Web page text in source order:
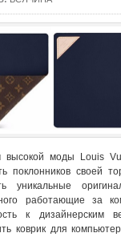
высокой моды Louis
поклонников своей
уникальные
работающие за
к дизайнерским
коврик для